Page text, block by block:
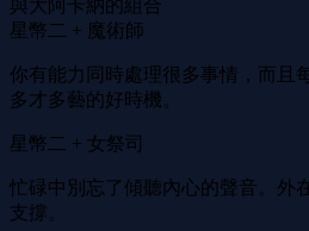
與大阿卡納的組合
星幣二 + 魔術師
你有能力同時處理很多事情，而且
多才多藝的好時機。
星幣二 + 女祭司
忙碌中別忘了傾聽內心的聲音。外
支撐。